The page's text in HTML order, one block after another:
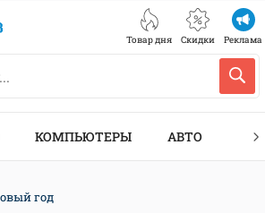
Товар дня Скидки Реклама
КОМПЬЮТЕРЫ АВТО
год